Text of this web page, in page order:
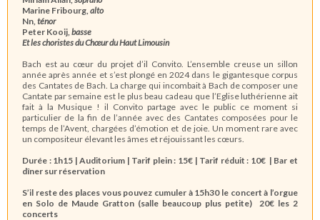
Marine Fribourg, alto
Nn, ténor
Peter Kooij, basse
Et les choristes du Chœur du Haut Limousin
Bach est au cœur du projet d’il Convito. L’ensemble creuse un sillon
année après année et s’est plongé en 2024 dans le gigantesque corpus
des Cantates de Bach. La charge qui incombait à Bach de composer une
Cantate par semaine est le plus beau cadeau que l’Eglise luthérienne ait
fait à la Musique ! il Convito partage avec le public ce moment si
particulier de la fin de l’année avec des Cantates composées pour le
temps de l’Avent, chargées d’émotion et de joie. Un moment rare avec
un compositeur élevant les âmes et réjouissant les cœurs.
Durée : 1h15 | Auditorium | Tarif plein : 15€ | Tarif réduit : 10€ | Bar et
dîner sur réservation
S’il reste des places vous pouvez cumuler à 15h30 le concert à l’orgue
en Solo de Maude Gratton (salle beaucoup plus petite) 20€ les 2
concerts